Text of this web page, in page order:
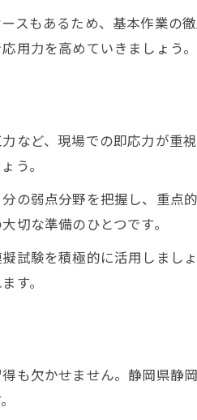
防ぐためのチェックポイント
記入例を配管工が活用する
定日程管理法
を配管工が逃さない秘訣
能検定情報の活用術
岡会場情報を活用するコツ
工が選ぶべき試験区分
市の技能検定最新情報の集め
に直結する情報活用術
スもあるため、基本作業の
用力を高めていきましょう。
ど、現場での即応力が重
う。
の弱点分野を把握し、重点
切な準備のひとつです。
試験を積極的に活用しまし
す。
欠かせません。静岡県静